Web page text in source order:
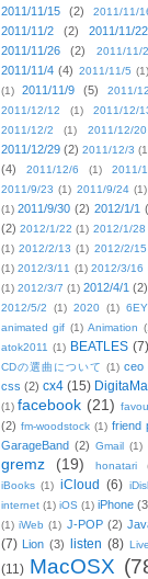
2011/11/15 (2) 2011/11/
2011/11/2
(2) 2011/11/22
2011/11/26 (2) 2011/11/
2011/11/4 (4) 2011/11/5 (1)
(1)
2011/11/9 (5) 2011/
2011/12/12
(1) 2011/12/
2011/12/2
(1) 2011/12/20
2011/12/29 (2) 2011/12/3
(4)
2011/12/6 (1) 2011/
2011/9/23 (1) 2011/9/24 (1)
(1) 2011/9/30 (2) 2012/1/1
(2) 2012/1/22 (1) 2012/1/28
(1) 2012/2/13 (1) 2012/2/15
(1) 2012/3/11 (1) 2012/3/16
(1) 2012/3/7 (1) 2012/4/1 (2)
2012/5/2
(1) 2020 (1)
animated gif (1) Animation
atok2011 (1) BEATLES (7)
CDの選曲について (1) ceo
css (2) cx4 (15)
(1) facebook (21)
(2) fm-woodstock (1) friend
GarageBand (2) Gmail (1)
gremz (19) honatari
iBooks (1) iCloud (6)
internet (1) iOS (1) iPhone
(1) iWeb (1) J-POP (2)
(7) Lion (3) listen (8) Live
(11) MacOSX